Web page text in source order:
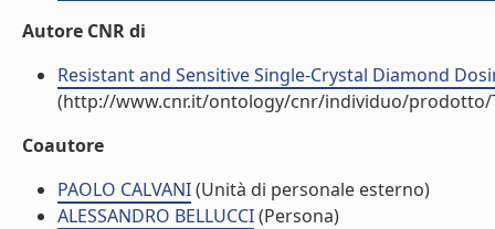
Autore CNR di
Resistant and Sensitive Single-Crystal Diamond
(http://www.cnr.it/ontology/cnr/individuo/prodotto/
Coautore
PAOLO CALVANI(Unità di personale esterno)
ALESSANDRO BELLUCCI(Persona)